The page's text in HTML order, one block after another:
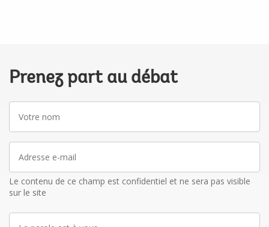
Prenez part au débat
nom
mail
Le contenu de ce champ est confidentiel et ne sera pas visible
sur le site